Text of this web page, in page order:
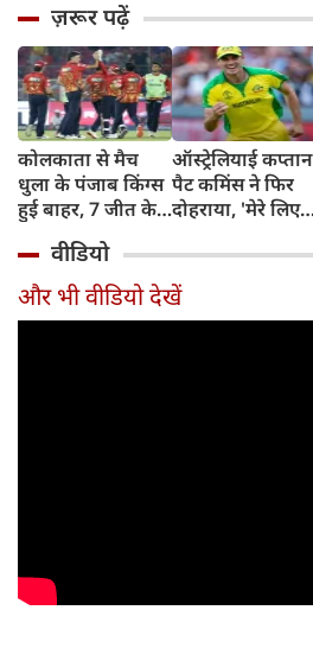
ज़रूर पढ़ें
कोलकाता से मैच
धुला के पंजाब किंग्स
हुई बाहर, 7 जीत के
ऑस्ट्रेलियाई कप्तान
पैट कमिंस ने फिर
दोहराया, 'मेरे लिए
वीडियो
और भी वीडियो देखें